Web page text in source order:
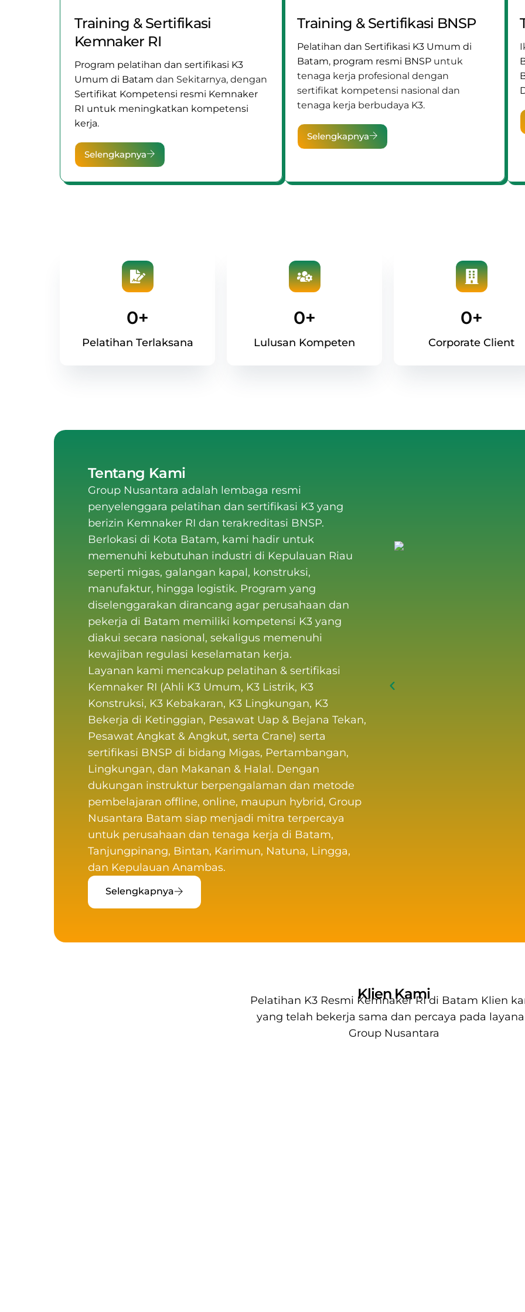
Training & Sertifikasi
Kemnaker RI
Program pelatihan dan sertifikasi K3
Umum di Batam dan Sekitarnya, dengan
Sertifikat Kompetensi resmi Kemnaker
RI untuk meningkatkan kompetensi
kerja.
Selengkapnya
Training & Sertifikasi BNSP
Pelatihan dan Sertifikasi K3 Umum di
Batam, program resmi BNSP untuk
tenaga kerja profesional dengan
sertifikat kompetensi nasional dan
tenaga kerja berbudaya K3.
Selengkapnya
0+
Pelatihan Terlaksana
0+
Lulusan Kompeten
0+
Corporate Client
Tentang Kami
Group Nusantara adalah lembaga resmi
penyelenggara pelatihan dan sertifikasi K3 yang
berizin Kemnaker RI dan terakreditasi BNSP.
Berlokasi di Kota Batam, kami hadir untuk
memenuhi kebutuhan industri di Kepulauan Riau
seperti migas, galangan kapal, konstruksi,
manufaktur, hingga logistik. Program yang
diselenggarakan dirancang agar perusahaan dan
pekerja di Batam memiliki kompetensi K3 yang
diakui secara nasional, sekaligus memenuhi
kewajiban regulasi keselamatan kerja.
Layanan kami mencakup pelatihan & sertifikasi
Kemnaker RI (Ahli K3 Umum, K3 Listrik, K3
Konstruksi, K3 Kebakaran, K3 Lingkungan, K3
Bekerja di Ketinggian, Pesawat Uap & Bejana Tekan,
Pesawat Angkat & Angkut, serta Crane) serta
sertifikasi BNSP di bidang Migas, Pertambangan,
Lingkungan, dan Makanan & Halal. Dengan
dukungan instruktur berpengalaman dan metode
pembelajaran offline, online, maupun hybrid, Group
Nusantara Batam siap menjadi mitra terpercaya
untuk perusahaan dan tenaga kerja di Batam,
Tanjungpinang, Bintan, Karimun, Natuna, Lingga,
dan Kepulauan Anambas.
Selengkapnya
Klien Kami
Pelatihan K3 Resmi Kemnaker RI di Batam Klien
yang telah bekerja sama dan percaya pada
Group Nusantara